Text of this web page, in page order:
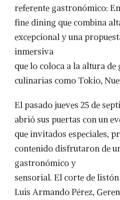
referente gastronómico:
fine dining que combina
excepcional y una
inmersiva
que lo coloca a la altura de
culinarias como Tokio,
El pasado jueves 25 de
abrió sus puertas con un
que invitados especiales,
contenido disfrutaron de
gastronómico y
sensorial. El corte de
Luis Armando Pérez,